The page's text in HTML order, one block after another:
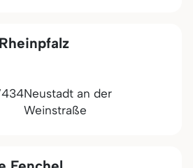
Neustadt an der
Weinstraße